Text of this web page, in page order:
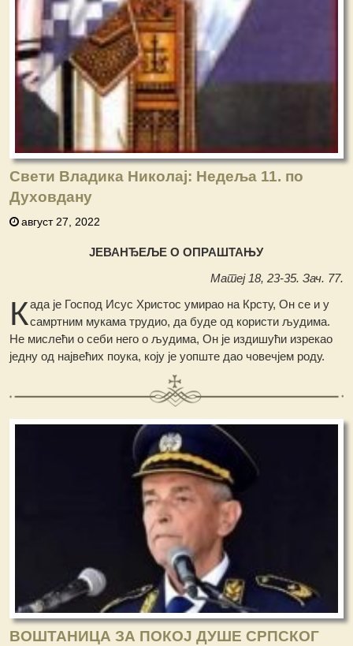
Свети Владика Николај: Недеља 11. по
Духовдану
август 27, 2022
ЈЕВАНЂЕЉЕ О ОПРАШТАЊУ
Матеј 18, 23-35. Зач. 77.
Када је Господ Исус Христос умирао на Крсту, Он се и у
самртним мукама трудио, да буде од користи људима.
Не мислећи о себи него о људима, Он је издишући изрекао
једну од највећих поука, коју је уопште дао човечјем роду.
ВОШТАНИЦА ЗА ПОКОЈ ДУШЕ СРПСКОГ